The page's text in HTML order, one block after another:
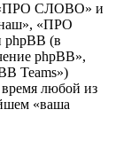
«ПРО СЛОВО» и
«ПРО
(в
phpBB»,
Teams»)
любой из
«ваша